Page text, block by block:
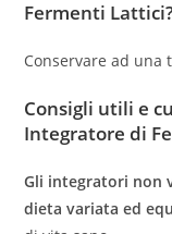
Fermenti
Conservare ad una
Consigli utili e
Integratore di
Gli integratori non
dieta variata ed